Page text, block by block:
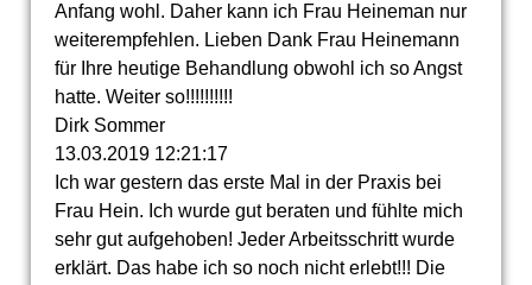
Anfang wohl. Daher kann ich Frau Heineman nur
weiterempfehlen. Lieben Dank Frau Heinemann
für Ihre heutige Behandlung obwohl ich so Angst
hatte. Weiter so!!!!!!!!!!
Dirk Sommer
13.03.2019 12:21:17
Ich war gestern das erste Mal in der Praxis bei
Frau Hein. Ich wurde gut beraten und fühlte mich
sehr gut aufgehoben! Jeder Arbeitsschritt wurde
erklärt. Das habe ich so noch nicht erlebt!!! Die